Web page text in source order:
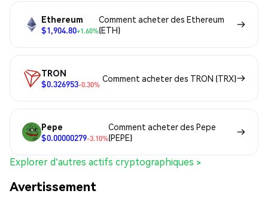
Ethereum
$1,904.80+1.60%
Comment acheter des Ethereum
(ETH)
TRON
$0.326953-0.30%
Comment acheter des TRON (TRX)
Pepe
$0.00000279-3.10%
Comment acheter des Pepe
(PEPE)
Explorer d'autres actifs cryptographiques >
Avertissement